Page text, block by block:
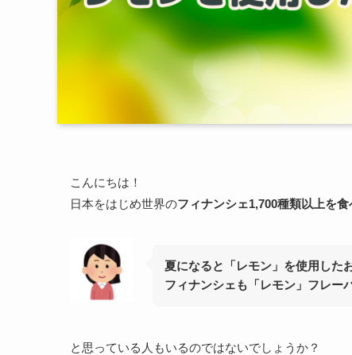
こんにちは！
日本をはじめ世界のフィナンシェ1,700種類以上を
夏になると「レモン」を使用した
フィナンシェも「レモン」フレー
と思っている人もいるのではないでしょうか？